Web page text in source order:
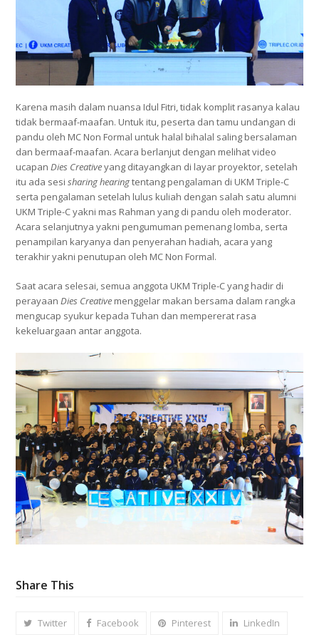
Karena masih dalam nuansa Idul Fitri, tidak komplit rasanya kalau
tidak bermaaf-maafan. Untuk itu, peserta dan tamu undangan di
pandu oleh MC Non Formal untuk halal bihalal saling bersalaman
dan bermaaf-maafan. Acara berlanjut dengan melihat video
ucapanDies Creativeyang ditayangkan di layar proyektor, setelah
itu ada sesisharing hearingtentang pengalaman di UKM Triple-C
serta pengalaman setelah lulus kuliah dengan salah satu alumni
UKM Triple-C yakni mas Rahman yang di pandu oleh moderator.
Acara selanjutnya yakni pengumuman pemenang lomba, serta
penampilan karyanya dan penyerahan hadiah, acara yang
terakhir yakni penutupan oleh MC Non Formal.
Saat acara selesai, semua anggota UKM Triple-C yang hadir di
perayaanDies Creative menggelar makan bersama dalam rangka
mengucap syukur kepada Tuhan dan mempererat rasa
kekeluargaan antar anggota.
Share This
Twitter Facebook Pinterest LinkedIn